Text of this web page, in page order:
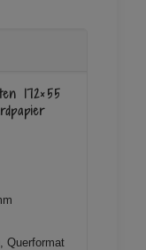
172×55
Querformat